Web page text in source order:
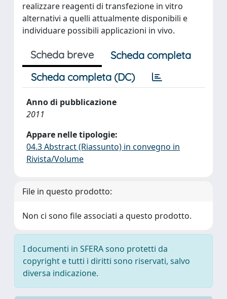
realizzare reagenti di transfezione in vitro
alternativi a quelli attualmente disponibili e
individuare possibili applicazioni in vivo.
Scheda breve
Scheda completa
Scheda completa (DC)
Anno di pubblicazione
2011
Appare nelle tipologie:
04.3 Abstract (Riassunto) in convegno in
Rivista/Volume
File in questo prodotto:
Non ci sono file associati a questo prodotto.
I documenti in SFERA sono protetti da
copyright e tutti i diritti sono riservati, salvo
diversa indicazione.